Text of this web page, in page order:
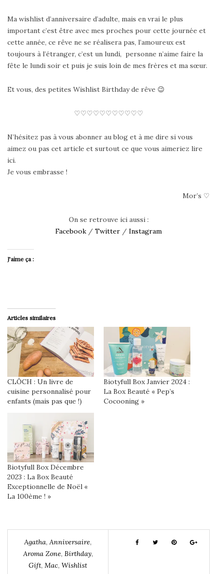
Ma wishlist d’anniversaire d’adulte, mais en vrai le plus
important c’est être avec mes proches pour cette journée et
cette année, ce rêve ne se réalisera pas, l’amoureux est
toujours à l’étranger, c’est un lundi, personne n’aime faire la
fête le lundi soir et puis je suis loin de mes frères et ma sœur.
Et vous, des petites Wishlist Birthday de rêve 😉
♡♡♡♡♡♡♡♡♡♡♡
N’hésitez pas à vous abonner au blog et à me dire si vous
aimez ou pas cet article et surtout ce que vous aimeriez lire
ici.
Je vous embrasse !
Mor’s ♡
On se retrouve ici aussi :
Facebook / Twitter / Instagram
J’aime ça :
Articles similaires
CLÔCH : Un livre de
cuisine personnalisé pour
enfants (mais pas que !)
Biotyfull Box Janvier 2024 :
La Box Beauté « Pep’s
Cocooning »
Biotyfull Box Décembre
2023 : La Box Beauté
Exceptionnelle de Noël «
La 100ème ! »
Agatha,Anniversaire,
Aroma Zone, Birthday,
Gift, Mac, Wishlist